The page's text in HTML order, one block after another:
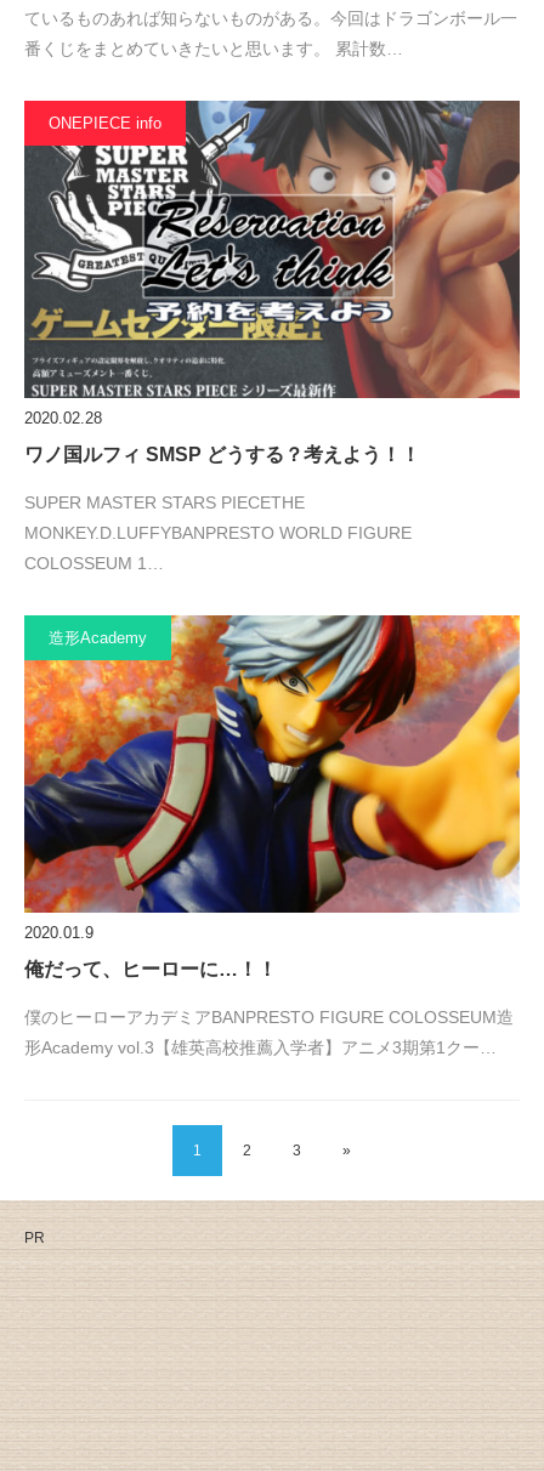
ているものあれば知らないものがある。今回はドラゴンボール一
番くじをまとめていきたいと思います。 累計数…
ONEPIECE info
2020.02.28
ワノ国ルフィ SMSP どうする？考えよう！！
SUPER MASTER STARS PIECETHE
MONKEY.D.LUFFYBANPRESTO WORLD FIGURE
COLOSSEUM 1…
造形Academy
2020.01.9
俺だって、ヒーローに…！！
僕のヒーローアカデミアBANPRESTO FIGURE COLOSSEUM造
形Academy vol.3【雄英高校推薦入学者】アニメ3期第1クー…
1 2 3 »
PR